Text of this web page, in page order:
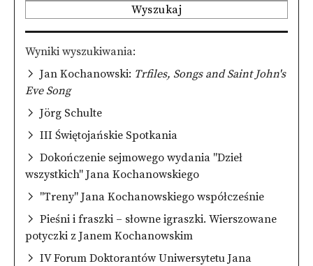
Wyszukaj
Wyniki wyszukiwania
Jan Kochanowski: Trfiles, Songs and Saint John's
Eve Song
Jörg Schulte
III Świętojańskie Spotkania
Dokończenie sejmowego wydania "Dzieł
wszystkich" Jana Kochanowskiego
"Treny" Jana Kochanowskiego współcześnie
Pieśni i fraszki – słowne igraszki. Wierszowane
potyczki z Janem Kochanowskim
IV Forum Doktorantów Uniwersytetu Jana